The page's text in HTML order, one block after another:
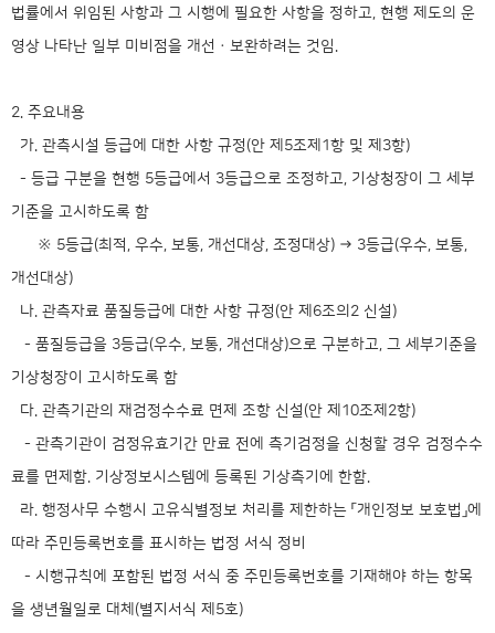
법률에서 위임된 사항과 그 시행에 필요한 사항을 정하고, 현행 제도의 운
영상 나타난 일부 미비점을 개선ㆍ보완하려는 것임.
2. 주요내용
가. 관측시설 등급에 대한 사항 규정(안 제5조제1항 및 제3항)
- 등급 구분을 현행 5등급에서 3등급으로 조정하고, 기상청장이 그 세부
기준을 고시하도록 함
※ 5등급(최적, 우수, 보통, 개선대상, 조정대상) → 3등급(우수, 보통,
개선대상)
나. 관측자료 품질등급에 대한 사항 규정(안 제6조의2 신설)
- 품질등급을 3등급(우수, 보통, 개선대상)으로 구분하고, 그 세부기준을
기상청장이 고시하도록 함
다. 관측기관의 재검정수수료 면제 조항 신설(안 제10조제2항)
- 관측기관이 검정유효기간 만료 전에 측기검정을 신청할 경우 검정수수
료를 면제함. 기상정보시스템에 등록된 기상측기에 한함.
라. 행정사무 수행시 고유식별정보 처리를 제한하는 「개인정보 보호법」에
따라 주민등록번호를 표시하는 법정 서식 정비
- 시행규칙에 포함된 법정 서식 중 주민등록번호를 기재해야 하는 항목
을 생년월일로 대체(별지서식 제5호)